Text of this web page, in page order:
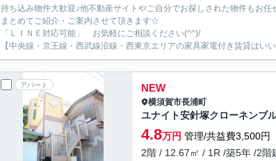
持ち込み物件大歓迎♪他不動産サイトやご自分でお探しされた物件もお任
まとめてご紹介・ご案内させて頂きます☆
「ＬＩＮＥ対応可能」 お気軽にご相談ください(^^)/
【中央線・京王線・西武線沿線・西東京エリアの家具家電付き賃貸はい
アパート NEW
横須賀市長浦町
ユナイト安針塚クローネンブ
4.8万円 管理/共益費3,500円
2階 / 12.67㎡ / 1R /築5年 /2階